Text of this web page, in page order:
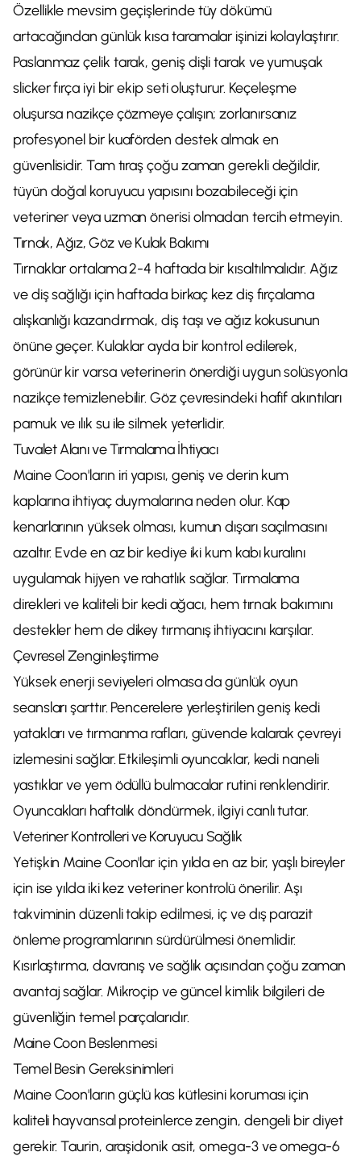
Özellikle mevsim geçişlerinde tüy dökümü
artacağından günlük kısa taramalar işinizi kolaylaştırır.
Paslanmaz çelik tarak, geniş dişli tarak ve yumuşak
slicker fırça iyi bir ekip seti oluşturur. Keçeleşme
oluşursa nazikçe çözmeye çalışın; zorlanırsanız
profesyonel bir kuaförden destek almak en
güvenlisidir. Tam tıraş çoğu zaman gerekli değildir,
tüyün doğal koruyucu yapısını bozabileceği için
veteriner veya uzman önerisi olmadan tercih etmeyin.
Tırnak, Ağız, Göz ve Kulak Bakımı
Tırnaklar ortalama 2-4 haftada bir kısaltılmalıdır. Ağız
ve diş sağlığı için haftada birkaç kez diş fırçalama
alışkanlığı kazandırmak, diş taşı ve ağız kokusunun
önüne geçer. Kulaklar ayda bir kontrol edilerek,
görünür kir varsa veterinerin önerdiği uygun solüsyonla
nazikçe temizlenebilir. Göz çevresindeki hafif akıntıları
pamuk ve ılık su ile silmek yeterlidir.
Tuvalet Alanı ve Tırmalama İhtiyacı
Maine Coon'ların iri yapısı, geniş ve derin kum
kaplarına ihtiyaç duymalarına neden olur. Kap
kenarlarının yüksek olması, kumun dışarı saçılmasını
azaltır. Evde en az bir kediye iki kum kabı kuralını
uygulamak hijyen ve rahatlık sağlar. Tırmalama
direkleri ve kaliteli bir kedi ağacı, hem tırnak bakımını
destekler hem de dikey tırmanış ihtiyacını karşılar.
Çevresel Zenginleştirme
Yüksek enerji seviyeleri olmasa da günlük oyun
seansları şarttır. Pencerelere yerleştirilen geniş kedi
yatakları ve tırmanma rafları, güvende kalarak çevreyi
izlemesini sağlar. Etkileşimli oyuncaklar, kedi naneli
yastıklar ve yem ödüllü bulmacalar rutini renklendirir.
Oyuncakları haftalık döndürmek, ilgiyi canlı tutar.
Veteriner Kontrolleri ve Koruyucu Sağlık
Yetişkin Maine Coon'lar için yılda en az bir, yaşlı bireyler
için ise yılda iki kez veteriner kontrolü önerilir. Aşı
takviminin düzenli takip edilmesi, iç ve dış parazit
önleme programlarının sürdürülmesi önemlidir.
Kısırlaştırma, davranış ve sağlık açısından çoğu zaman
avantaj sağlar. Mikroçip ve güncel kimlik bilgileri de
güvenliğin temel parçalarıdır.
Maine Coon Beslenmesi
Temel Besin Gereksinimleri
Maine Coon'ların güçlü kas kütlesini koruması için
kaliteli hayvansal proteinlerce zengin, dengeli bir diyet
gerekir. Taurin, araşidonik asit, omega-3 ve omega-6